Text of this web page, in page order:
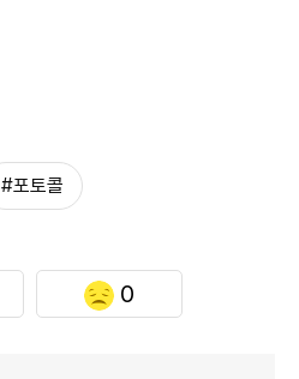
#포토콜
0